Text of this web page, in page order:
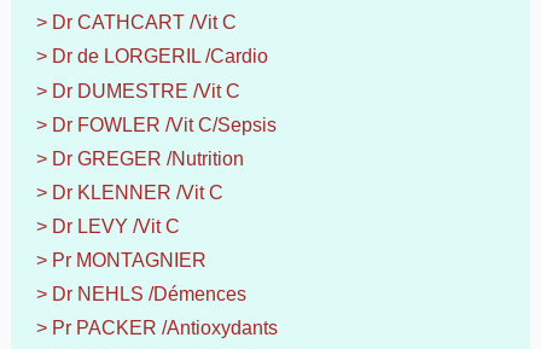
> Dr CATHCART /Vit C
> Dr de LORGERIL /Cardio
> Dr DUMESTRE /Vit C
> Dr FOWLER /Vit C/Sepsis
> Dr GREGER /Nutrition
> Dr KLENNER /Vit C
> Dr LEVY /Vit C
> Pr MONTAGNIER
> Dr NEHLS /Démences
> Pr PACKER /Antioxydants